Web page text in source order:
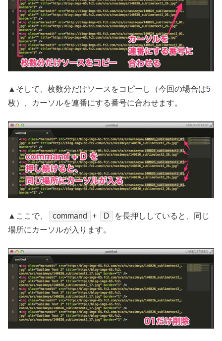
▲そして、枚数分だけソースをコピーし（今回の場合は5
枚）、カーソルを連番にする番号に合わせます。
▲ここで、 command + D
を長押ししていると、同じ
場所にカーソルが入ります。